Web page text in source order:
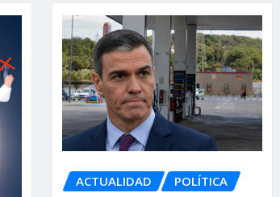
ACTUALIDAD POLÍTICA